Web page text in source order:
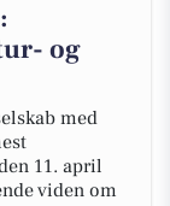
og
med
11. april
viden om